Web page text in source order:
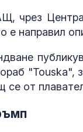
чрез
е направил
се от